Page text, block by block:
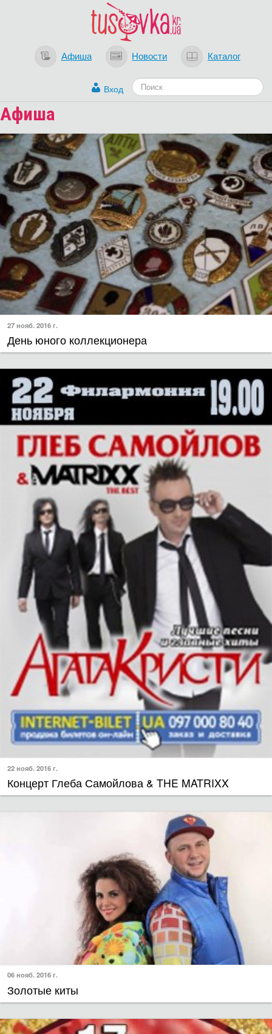
Афиша Новости Каталог
Вход
Афиша
27 нояб. 2016 г.
День юного коллекционера
22 нояб. 2016 г.
Концерт Глеба Самойлова & THE MATRIXX
06 нояб. 2016 г.
Золотые киты